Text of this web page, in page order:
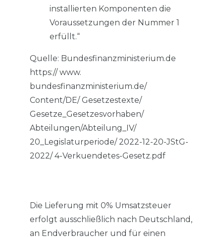
installierten Komponenten die
Voraussetzungen der Nummer 1
erfüllt.“
Quelle: Bundesfinanzministerium.de
https:// www.
bundesfinanzministerium.de/
Content/DE/ Gesetzestexte/
Gesetze_Gesetzesvorhaben/
Abteilungen/Abteilung_IV/
20_Legislaturperiode/ 2022-12-20-JStG-
2022/ 4-Verkuendetes-Gesetz.pdf
Die Lieferung mit 0% Umsatzsteuer
erfolgt ausschließlich nach Deutschland,
an Endverbraucher und für einen